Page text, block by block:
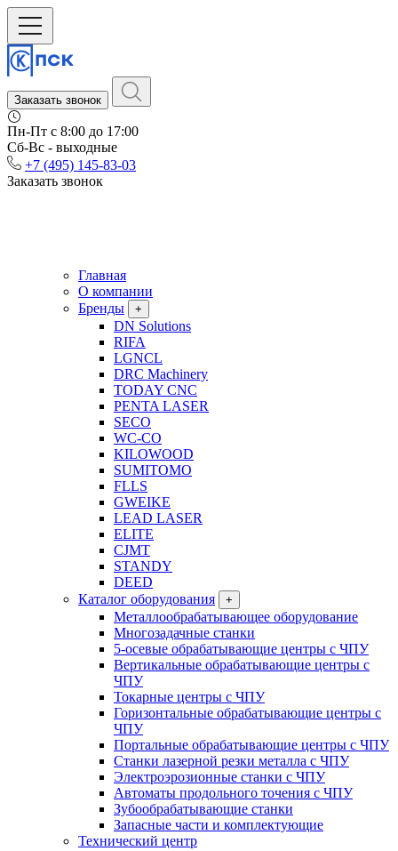
Заказать звонок
Пн-Пт c 8:00 до 17:00
Сб-Вс - выходные
+7 (495) 145-83-03
Заказать звонок
Главная
О компании
Бренды
+
DN Solutions
RIFA
LGNCL
DRC Machinery
TODAY CNC
PENTA LASER
SECO
WC-CO
KILOWOOD
SUMITOMO
FLLS
GWEIKE
LEAD LASER
ELITE
CJMT
STANDY
DEED
Каталог оборудования
+
Металлообрабатывающее оборудование
Многозадачные станки
5-осевые обрабатывающие центры с ЧПУ
Вертикальные обрабатывающие центры с
ЧПУ
Токарные центры с ЧПУ
Горизонтальные обрабатывающие центры с
ЧПУ
Портальные обрабатывающие центры с ЧПУ
Станки лазерной резки металла с ЧПУ
Электроэрозионные станки с ЧПУ
Автоматы продольного точения с ЧПУ
Зубообрабатывающие станки
Запасные части и комплектующие
Технический центр